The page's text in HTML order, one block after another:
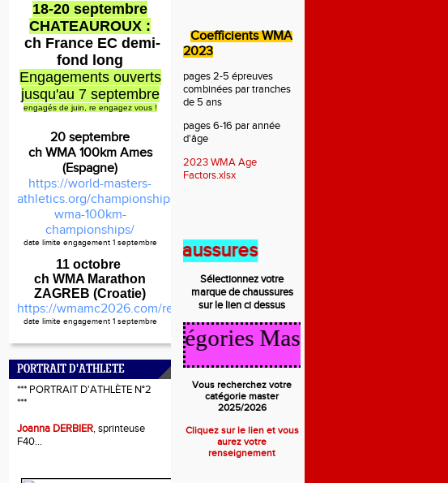
18-20 septembre
CHATEAUROUX :
ch France EC demi-
fond long
Engagements ouverts
jusqu'au 7 septembre
engagés de juin, re engagez vous !
20 septembre
ch WMA 100km Ames
(Espagne)
https://world-masters-
athletics.org/championships/2026-
wma-100km-
championships/
date limite engagement 1 septembre
11 octobre
ch WMA Marathon
ZAGREB (Croatie)
https://wmamc2026.com/register.html
date limite engagement 1 septembre
PORTRAIT D'ATHLETE
*** PORTRAIT D'ATHLÈTE N°2
***
Joanna DERBIER, sprinteuse
F40...
Coefficients WMA
2023
pages 2-5 épreuves
combinées par tranches
de 5 ans
pages 6-16 par année
d'âge
2023 WMA Age
Factors.xlsx
Règlement des chaussures
Sélectionnez votre
marque de chaussures
sur le lien ci dessus
Calcul Catégories Masters 2025/2026
Vous recherchez votre
catégorie master
2025/2026
Cliquez sur le lien et vous
aurez votre
renseignement